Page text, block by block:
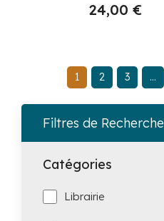
Filtres de Recherche
Catégories
Librairie
24,00€
1 2 3 …